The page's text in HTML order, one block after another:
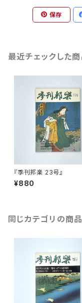
保存
最近チェックした
『季刊邦楽 23号』
¥880
同じカテゴリの商品